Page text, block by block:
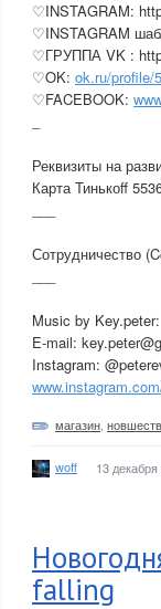
♡INSTAGRAM:
♡INSTAGRAM
♡ГРУППА VK :
♡OK: ok.ru/profile/
♡FACEBOOK:
Реквизиты на
Карта Тинькоff
Сотрудничество
Music by Key.peter:
E-mail:
Instagram:
магазин
woff 13
falling